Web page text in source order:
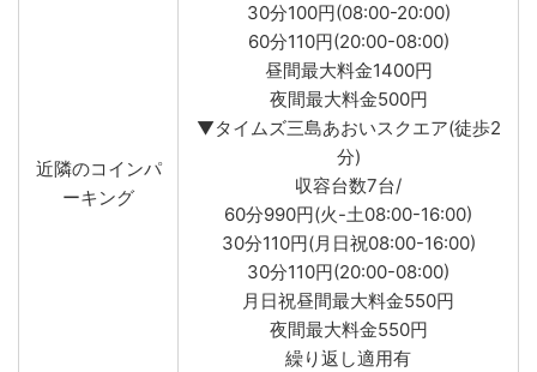
近隣のコインパ
ーキング
30分100円(08:00-20:00)
60分110円(20:00-08:00)
昼間最大料金1400円
夜間最大料金500円
▼タイムズ三島あおいスクエア(徒歩2
分)
収容台数7台/
60分990円(火-土08:00-16:00)
30分110円(月日祝08:00-16:00)
30分110円(20:00-08:00)
月日祝昼間最大料金550円
夜間最大料金550円
繰り返し適用有